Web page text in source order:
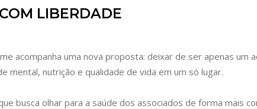
LIBERDADE
acompanha uma nova proposta: deixar de ser apenas um
nutrição e qualidade de vida em um só lugar.
busca olhar para a saúde dos associados de forma mais